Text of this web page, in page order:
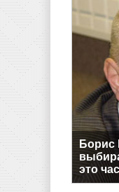
Борис
это